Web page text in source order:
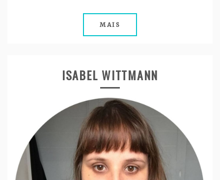
MAIS
ISABEL WITTMANN